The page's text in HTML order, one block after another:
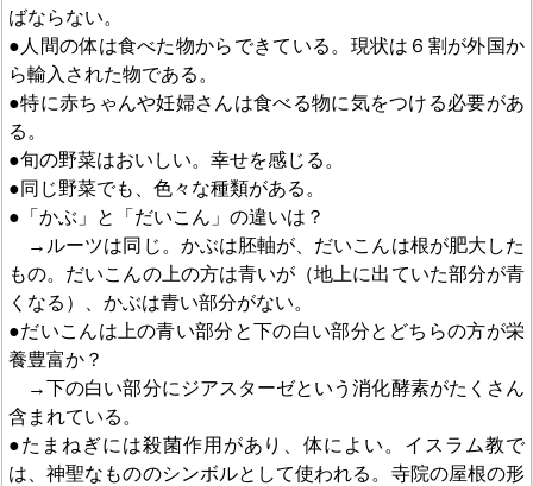
ばならない。
●人間の体は食べた物からできている。現状は６割が外国か
ら輸入された物である。
●特に赤ちゃんや妊婦さんは食べる物に気をつける必要があ
る。
●旬の野菜はおいしい。幸せを感じる。
●同じ野菜でも、色々な種類がある。
●「かぶ」と「だいこん」の違いは？
→ルーツは同じ。かぶは胚軸が、だいこんは根が肥大した
もの。だいこんの上の方は青いが（地上に出ていた部分が青
くなる）、かぶは青い部分がない。
●だいこんは上の青い部分と下の白い部分とどちらの方が栄
養豊富か？
→下の白い部分にジアスターゼという消化酵素がたくさん
含まれている。
●たまねぎには殺菌作用があり、体によい。イスラム教で
は、神聖なもののシンボルとして使われる。寺院の屋根の形